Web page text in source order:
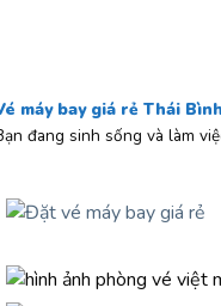
máy bay giá rẻ Thái
đang sinh sống và làm